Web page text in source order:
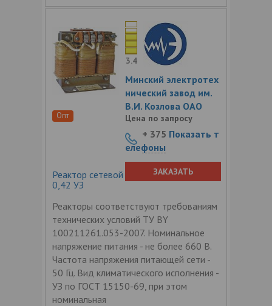
Опт
Реактор сетевой трехфазный РТСС-50-
0,42 УЗ
Реакторы соответствуют требованиям
технических условий ТУ BY
100211261.053-2007. Номинальное
напряжение питания - не более 660 В.
Частота напряжения питающей сети -
50 Гц. Вид климатического исполнения -
УЗ по ГОСТ 15150-69, при этом
номинальная
3.4
Минский электротех
нический завод им.
В.И. Козлова ОАО
Цена по запросу
+ 375 Показать т
елефоны
ЗАКАЗАТЬ